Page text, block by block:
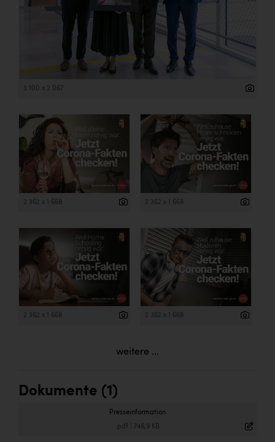
3 100 x 2 067
2 362 x 1 668 2 362 x 1 668
2 362 x 1 668 2 362 x 1 668
weitere ...
Dokumente (1)
Presseinformation
.pdf 748,9 KB